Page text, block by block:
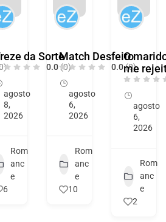
da Sorte
0.0 (0)
agosto
8,
2026
Rom
anc
e
6
Match Desfeito
0.0(0)
agosto
6,
2026
Rom
anc
e
10
O
me
agosto
6,
2026
Rom
anc
e
2